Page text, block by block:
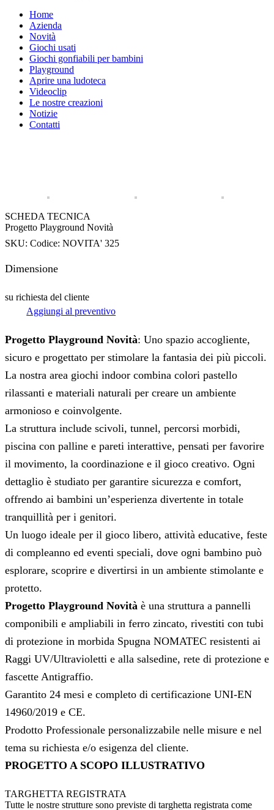
Home
Azienda
Novità
Giochi usati
Giochi gonfiabili per bambini
Playground
Aprire una ludoteca
Videoclip
Le nostre creazioni
Notizie
Contatti
SCHEDA TECNICA
Progetto Playground Novità
SKU: Codice: NOVITA' 325
Dimensione
su richiesta del cliente
Aggiungi al preventivo
Progetto Playground Novità: Uno spazio accogliente,
sicuro e progettato per stimolare la fantasia dei più piccoli.
La nostra area giochi indoor combina colori pastello
rilassanti e materiali naturali per creare un ambiente
armonioso e coinvolgente.
La struttura include scivoli, tunnel, percorsi morbidi,
piscina con palline e pareti interattive, pensati per favorire
il movimento, la coordinazione e il gioco creativo. Ogni
dettaglio è studiato per garantire sicurezza e comfort,
offrendo ai bambini un’esperienza divertente in totale
tranquillità per i genitori.
Un luogo ideale per il gioco libero, attività educative, feste
di compleanno ed eventi speciali, dove ogni bambino può
esplorare, scoprire e divertirsi in un ambiente stimolante e
protetto.
Progetto Playground Novità è una struttura a pannelli
componibili e ampliabili in ferro zincato, rivestiti con tubi
di protezione in morbida Spugna NOMATEC resistenti ai
Raggi UV/Ultravioletti e alla salsedine, rete di protezione e
fascette Antigraffio.
Garantito 24 mesi e completo di certificazione UNI-EN
14960/2019 e CE.
Prodotto Professionale personalizzabile nelle misure e nel
tema su richiesta e/o esigenza del cliente.
PROGETTO A SCOPO ILLUSTRATIVO
TARGHETTA REGISTRATA
Tutte le nostre strutture sono previste di targhetta registrata come